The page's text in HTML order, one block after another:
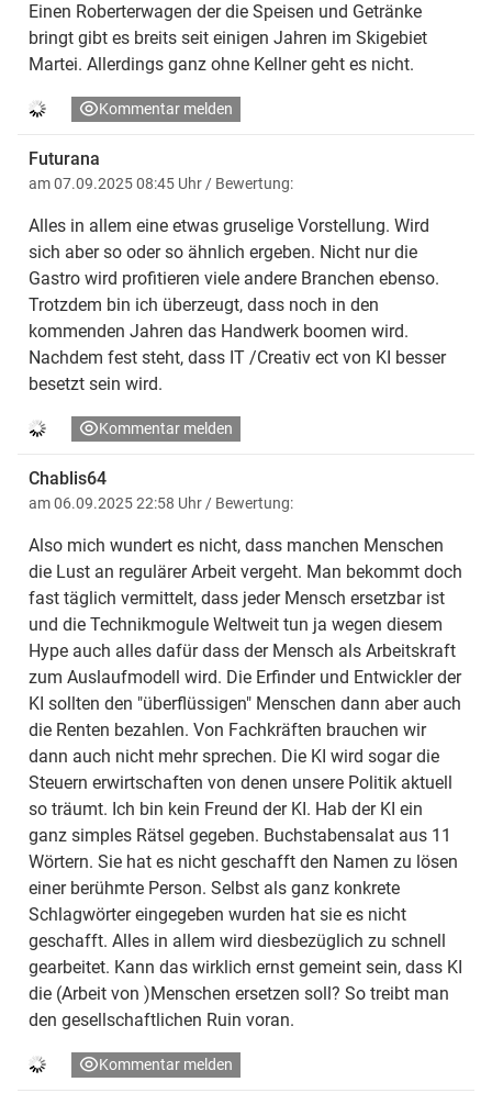
Einen Roberterwagen der die Speisen und Getränke
bringt gibt es breits seit einigen Jahren im Skigebiet
Martei. Allerdings ganz ohne Kellner geht es nicht.
Kommentar melden
Futurana
am 07.09.2025 08:45 Uhr/ Bewertung:
Alles in allem eine etwas gruselige Vorstellung. Wird
sich aber so oder so ähnlich ergeben. Nicht nur die
Gastro wird profitieren viele andere Branchen ebenso.
Trotzdem bin ich überzeugt, dass noch in den
kommenden Jahren das Handwerk boomen wird.
Nachdem fest steht, dass IT /Creativ ect von KI besser
besetzt sein wird.
Kommentar melden
Chablis64
am 06.09.2025 22:58 Uhr/ Bewertung:
Also mich wundert es nicht, dass manchen Menschen
die Lust an regulärer Arbeit vergeht. Man bekommt doch
fast täglich vermittelt, dass jeder Mensch ersetzbar ist
und die Technikmogule Weltweit tun ja wegen diesem
Hype auch alles dafür dass der Mensch als Arbeitskraft
zum Auslaufmodell wird. Die Erfinder und Entwickler der
KI sollten den "überflüssigen" Menschen dann aber auch
die Renten bezahlen. Von Fachkräften brauchen wir
dann auch nicht mehr sprechen. Die KI wird sogar die
Steuern erwirtschaften von denen unsere Politik aktuell
so träumt. Ich bin kein Freund der KI. Hab der KI ein
ganz simples Rätsel gegeben. Buchstabensalat aus 11
Wörtern. Sie hat es nicht geschafft den Namen zu lösen
einer berühmte Person. Selbst als ganz konkrete
Schlagwörter eingegeben wurden hat sie es nicht
geschafft. Alles in allem wird diesbezüglich zu schnell
gearbeitet. Kann das wirklich ernst gemeint sein, dass KI
die (Arbeit von )Menschen ersetzen soll? So treibt man
den gesellschaftlichen Ruin voran.
Kommentar melden